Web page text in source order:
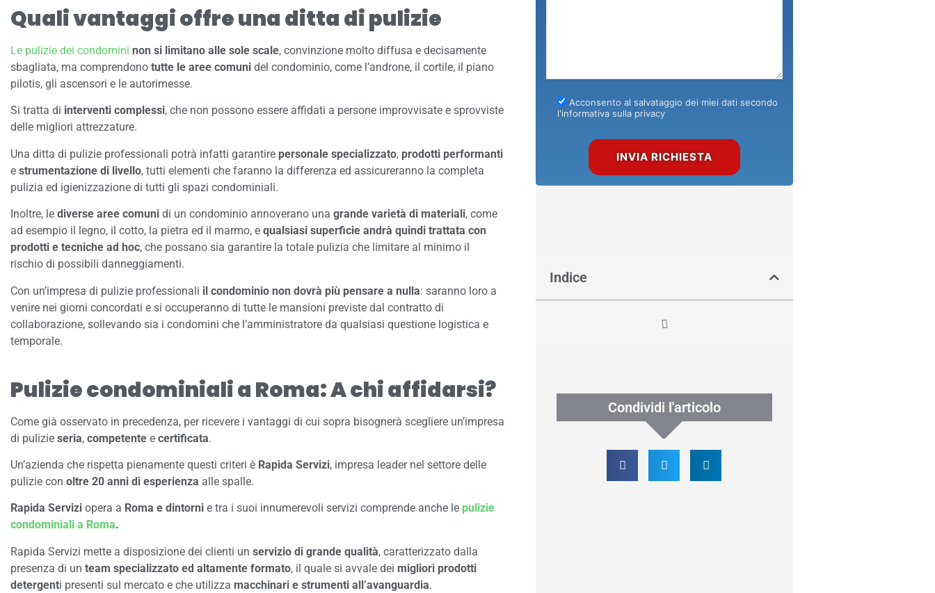
Quali vantaggi offre una ditta di pulizie
Le pulizie dei condomini non si limitano alle sole scale, convinzione molto diffusa e decisamente
sbagliata, ma comprendono tutte le aree comuni del condominio, come l’androne, il cortile, il piano
pilotis, gli ascensori e le autorimesse.
Si tratta di interventi complessi, che non possono essere affidati a persone improvvisate e sprovviste
delle migliori attrezzature.
Una ditta di pulizie professionali potrà infatti garantire personale specializzato, prodotti performanti
e strumentazione di livello, tutti elementi che faranno la differenza ed assicureranno la completa
pulizia ed igienizzazione di tutti gli spazi condominiali.
Inoltre, le diverse aree comuni di un condominio annoverano una grande varietà di materiali, come
ad esempio il legno, il cotto, la pietra ed il marmo, e qualsiasi superficie andrà quindi trattata con
prodotti e tecniche ad hoc, che possano sia garantire la totale pulizia che limitare al minimo il
rischio di possibili danneggiamenti.
Con un’impresa di pulizie professionali il condominio non dovrà più pensare a nulla: saranno loro a
venire nei giorni concordati e si occuperanno di tutte le mansioni previste dal contratto di
collaborazione, sollevando sia i condomini che l’amministratore da qualsiasi questione logistica e
temporale.
Pulizie condominiali a Roma: A chi affidarsi?
Come già osservato in precedenza, per ricevere i vantaggi di cui sopra bisognerà scegliere un’impresa
di pulizie seria, competente e certificata.
Un’azienda che rispetta pienamente questi criteri è Rapida Servizi, impresa leader nel settore delle
pulizie con oltre 20 anni di esperienza alle spalle.
Rapida Servizi opera a Roma e dintorni e tra i suoi innumerevoli servizi comprende anche le pulizie
condominiali a Roma.
Rapida Servizi mette a disposizione dei clienti un servizio di grande qualità, caratterizzato dalla
presenza di un team specializzato ed altamente formato, il quale si avvale dei migliori prodotti
detergenti presenti sul mercato e che utilizza macchinari e strumenti all’avanguardia.
Acconsento al salvataggio dei miei dati secondo
l'informativa sulla privacy
Indice
Condividi l'articolo